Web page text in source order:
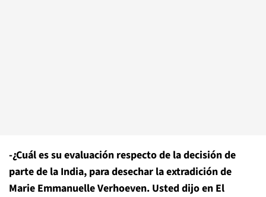
-¿Cuál es su evaluación respecto de la decisión de
parte de la India, para desechar la extradición de
Marie Emmanuelle Verhoeven. Usted dijo en El